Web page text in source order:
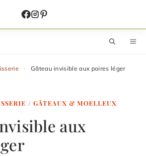
- Gâteau invisible aux poires léger
/ GÂTEAUX & MOELLEUX
aux